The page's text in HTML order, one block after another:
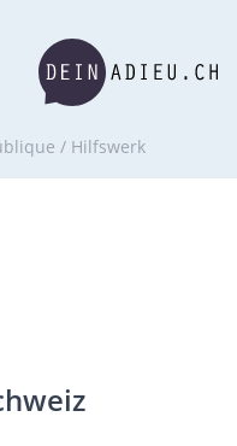
/ Hilfswerk